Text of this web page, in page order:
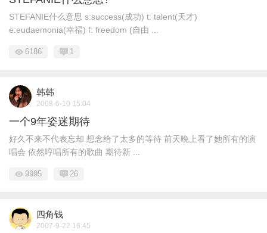
STEFANIE什么意思 s:success(成功) t: talent(天才)
e:eudaemonia(幸福) f: freedom (自由 ...
6186 1
韩韩
2008-6-10 15:04
一个9年姿迷期待
好久不来不代表忘却 想念给了太多的等待 前天晚上看了她所有的演
唱会 依然哼唱所有的歌曲 期待新 ...
9995 26
四角钱
2007-9-22 16:45